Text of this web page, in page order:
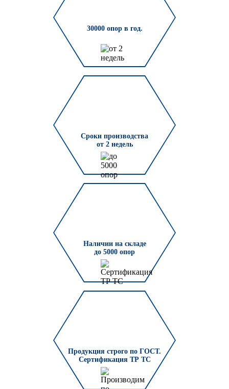
Уличные фонари 6 метров
Уличные фонари 3 метра
Уличные фонари 1 метр
Уличные фонари 4 метра
Антивандальные светильники и
питающие посты
ЗАКЛАДНЫЕ ДЕТАЛИ
МАФ (МАЛЫЕ АРХИТЕКТУРНЫЕ ФОРМЫ)
30000 опор в год.
Сроки производства
от 2 недель
Наличии на складе
до 5000 опор
Продукция строго по ГОСТ.
Сертификация ТР ТС